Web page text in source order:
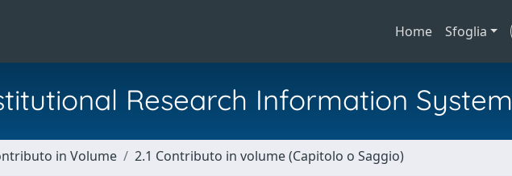
Home Sfoglia
Research Information System
in Volume 2.1 Contributo in volume (Capitolo o Saggio)